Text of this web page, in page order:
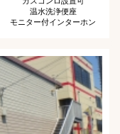
温水洗浄便座
モニター付インターホン